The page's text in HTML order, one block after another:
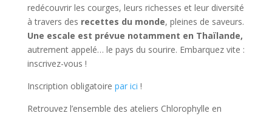
redécouvrir les courges, leurs richesses et leur diversité
à travers des recettes du monde, pleines de saveurs.
Une escale est prévue notamment en Thaïlande,
autrement appelé… le pays du sourire. Embarquez vite :
inscrivez-vous !
Inscription obligatoire par ici !
Retrouvez l’ensemble des ateliers Chlorophylle en